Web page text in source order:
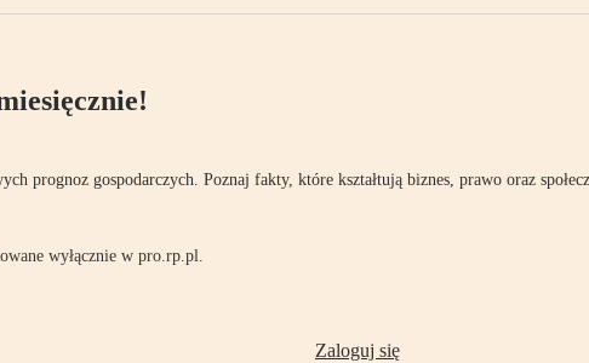
prognoz gospodarczych. Poznaj fakty, które kształtują biznes, prawo oraz
wyłącznie w pro.rp.pl.
Zaloguj się